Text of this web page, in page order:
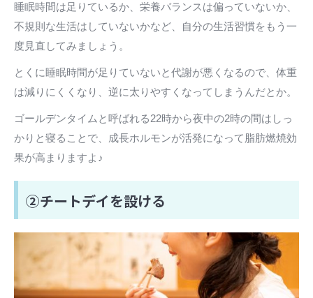
睡眠時間は足りているか、栄養バランスは偏っていないか、
不規則な生活はしていないかなど、自分の生活習慣をもう一
度見直してみましょう。
とくに睡眠時間が足りていないと代謝が悪くなるので、体重
は減りにくくなり、逆に太りやすくなってしまうんだとか。
ゴールデンタイムと呼ばれる22時から夜中の2時の間はしっ
かりと寝ることで、成長ホルモンが活発になって脂肪燃焼効
果が高まりますよ♪
②チートデイを設ける